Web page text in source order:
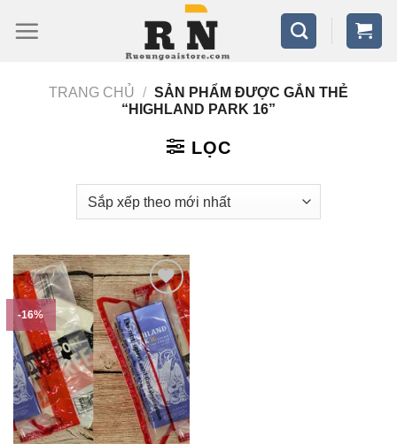
qua
TRANG CHỦ / SẢN PHẨM ĐƯỢC GẮN THẺ
“HIGHLAND PARK 16”
LỌC
-16%